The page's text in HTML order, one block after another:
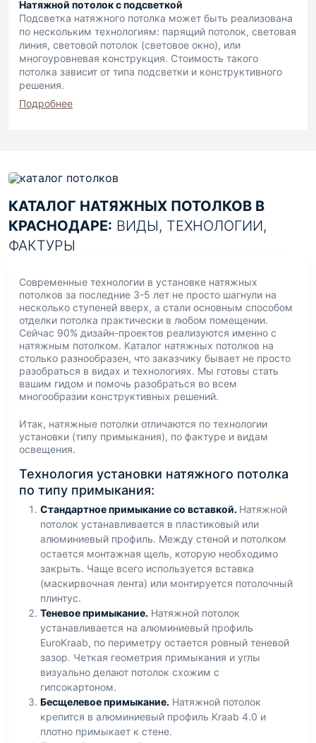
Натяжной потолок с подсветкой
Подсветка натяжного потолка может быть реализована
по нескольким технологиям: парящий потолок, световая
линия, световой потолок (световое окно), или
многоуровневая конструкция. Стоимость такого
потолка зависит от типа подсветки и конструктивного
решения.
Подробнее
КАТАЛОГ НАТЯЖНЫХ ПОТОЛКОВ В
КРАСНОДАРЕ: ВИДЫ, ТЕХНОЛОГИИ,
ФАКТУРЫ
Современные технологии в установке натяжных
потолков за последние 3-5 лет не просто шагнули на
несколько ступеней вверх, а стали основным способом
отделки потолка практически в любом помещении.
Сейчас 90% дизайн-проектов реализуются именно с
натяжным потолком. Каталог натяжных потолков на
столько разнообразен, что заказчику бывает не просто
разобраться в видах и технологиях. Мы готовы стать
вашим гидом и помочь разобраться во всем
многообразии конструктивных решений.
Итак, натяжные потолки отличаются по технологии
установки (типу примыкания), по фактуре и видам
освещения.
Технология установки натяжного потолка
по типу примыкания:
Стандартное примыкание со вставкой. Натяжной
потолок устанавливается в пластиковый или
алюминиевый профиль. Между стеной и потолком
остается монтажная щель, которую необходимо
закрыть. Чаще всего используется вставка
(маскирвочная лента) или монтируется потолочный
плинтус.
Теневое примыкание. Натяжной потолок
устанавливается на алюминиевый профиль
EuroKraab, по периметру остается ровный теневой
зазор. Четкая геометрия примыкания и углы
визуально делают потолок схожим с
гипсокартоном.
Бесщелевое примыкание. Натяжной потолок
крепится в алюминиевый профиль Kraab 4.0 и
плотно примыкает к стене.